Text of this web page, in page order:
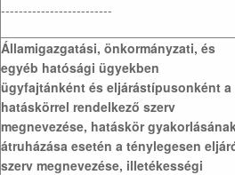
-------------------------
Államigazgatási, önkormányzati, és
egyéb hatósági ügyekben
ügyfajtánként és eljárástípusonként a
hatáskörrel rendelkező szerv
megnevezése, hatáskör
átruházása esetén a ténylegesen
szerv megnevezése, illetékességi